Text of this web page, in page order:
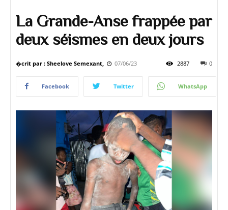
La Grande-Anse frappée par
deux séismes en deux jours
�crit par : Sheelove Semexant, 07/06/23 0
2887
Facebook Twitter WhatsApp